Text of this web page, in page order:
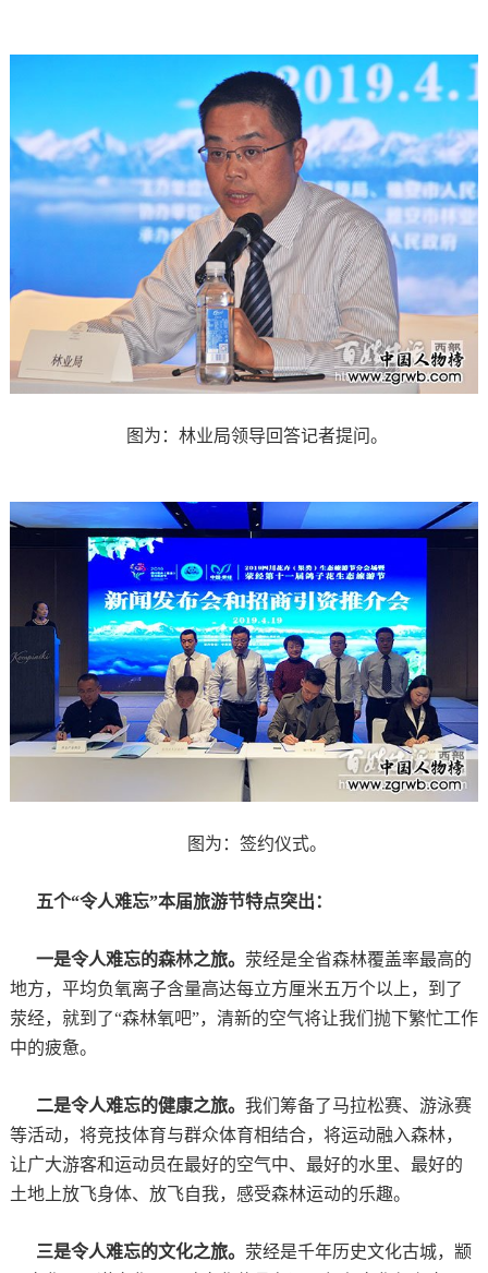
图为：林业局领导回答记者提问。
图为：签约仪式。
五个“令人难忘”本届旅游节特点突出：
一是令人难忘的森林之旅。 荥经是全省森林覆盖率最高的
地方，平均负氧离子含量高达每立方厘米五万个以上，到了
荥经，就到了“森林氧吧”，清新的空气将让我们抛下繁忙工作
中的疲惫。
二是令人难忘的健康之旅。 我们筹备了马拉松赛、游泳赛
等活动，将竞技体育与群众体育相结合，将运动融入森林，
让广大游客和运动员在最好的空气中、最好的水里、最好的
土地上放飞身体、放飞自我，感受森林运动的乐趣。
三是令人难忘的文化之旅。 荥经是千年历史文化古城，颛